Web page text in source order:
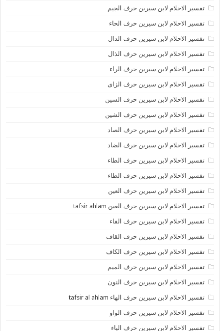
تفسير الاحلام لابن سيرين حرف الجيم
تفسير الاحلام لابن سيرين حرف الحاء
تفسير الاحلام لابن سيرين حرف الدال
تفسير الاحلام لابن سيرين حرف الذال
تفسير الاحلام لابن سيرين حرف الراء
تفسير الاحلام لابن سيرين حرف الزاى
تفسير الاحلام لابن سيرين حرف السين
تفسير الاحلام لابن سيرين حرف الشين
تفسير الاحلام لابن سيرين حرف الصاد
تفسير الاحلام لابن سيرين حرف الضاد
تفسير الاحلام لابن سيرين حرف الطاء
تفسير الاحلام لابن سيرين حرف الظاء
تفسير الاحلام لابن سيرين حرف العين
تفسير الاحلام لابن سيرين حرف الغين tafsir ahlam
تفسير الاحلام لابن سيرين حرف الفاء
تفسير الاحلام لابن سيرين حرف القاف
تفسير الاحلام لابن سيرين حرف الكاف
تفسير الاحلام لابن سيرين حرف الميم
تفسير الاحلام لابن سيرين حرف النون
تفسير الاحلام لابن سيرين حرف الهاء tafsir al ahlam
تفسير الاحلام لابن سيرين حرف الواو
تفسير الاحلام لابن سيرين حرف الياء